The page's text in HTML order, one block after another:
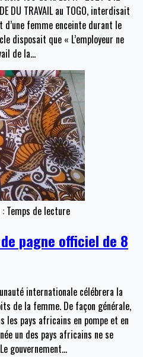
DU TRAVAIL au TOGO, interdisait
d’une femme enceinte durant le
disposait que « L’employeur ne
de la…
Temps de lecture
pagne officiel de 8
internationale célébrera la
de la femme. De façon générale,
les pays africains en pompe et en
un des pays africains ne se
gouvernement…